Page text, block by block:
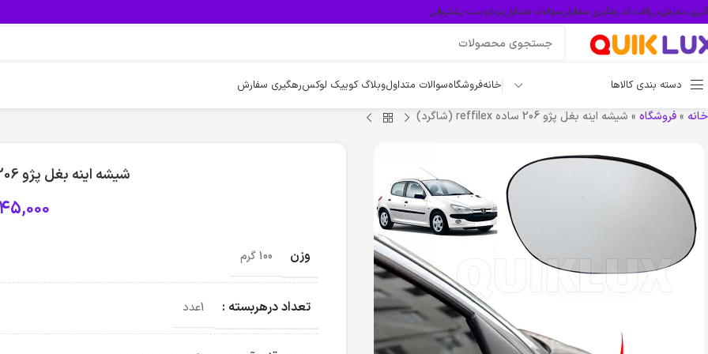
سفارشدریافت کد رهگیری سفارشسوالات متداولدرخواست پشتیبانی
دسته بندی کالاها خانهفروشگاهسوالات متداولوبلاگ کوییک لوکسرهگیری سفارش
خانه »فروشگاه » شیشه اینه بغل پژو 206 ساده reffilex (شاگرد)
شیشه اینه بغل پژو 206 ساده reffilex (شاگرد)
وزن 100 گرم
تعداد درهربسته : 1عدد